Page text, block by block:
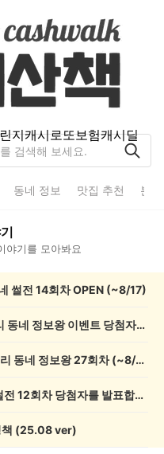
지캐시로또보험캐시딜
동네 정보 맛집 추천 분
야기를 모아봐요
썰전 14회차 OPEN (~8/17)
💰[당첨자 발표] 26회차 우리 동네 정보왕 이벤트 당첨자를 발표합니다!
💸 전원 2,000캐시 지급! 우리 동네 정보왕 27회차 (~8/10)
💰[당첨자 발표] 우리 동네 썰전 12회차 당첨자를 발표합니다!
책 (25.08 ver)